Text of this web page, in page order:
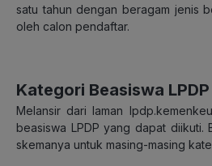
satu tahun dengan beragam jenis
oleh calon pendaftar.
Kategori Beasiswa LPDP
Melansir dari laman
beasiswa LPDP yang dapat diikuti.
skemanya untuk masing-masing